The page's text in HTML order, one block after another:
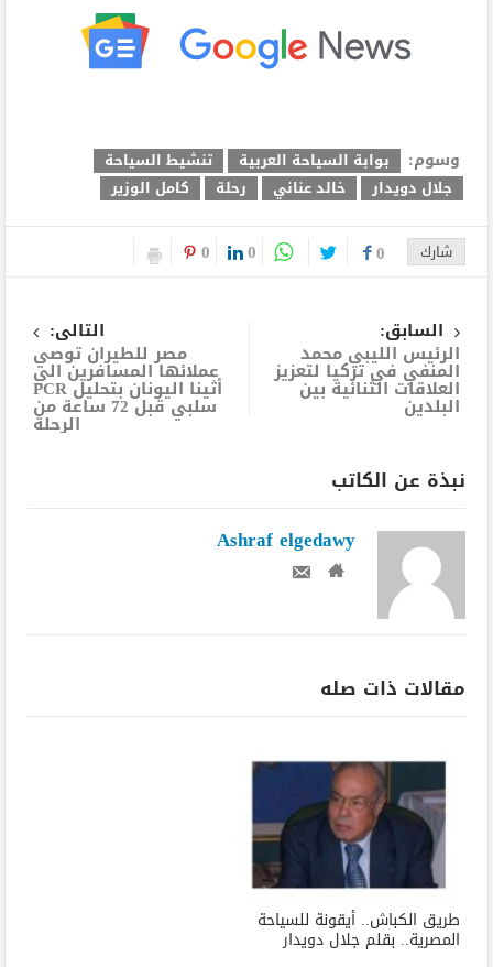
وسوم: بوابة السياحة العربية
تنشيط السياحة
جلال دويدار
خالد عناني رحلة كامل الوزير
شارك 0
0
0
السابق:
الرئيس الليبي محمد
المنفي في تركيا لتعزيز
العلاقات الثنائية بين
البلدين
التالى:
مصر للطيران توصي
عملائها المسافرين الي
أثينا اليونان بتحليل PCR
سلبي قبل 72 ساعة من
الرحلة
نبذة عن الكاتب
Ashraf elgedawy
مقالات ذات صله
طريق الكباش.. أيقونة للسياحة
المصرية.. بقلم جلال دويدار